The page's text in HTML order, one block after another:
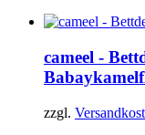
cameel -
zzgl.